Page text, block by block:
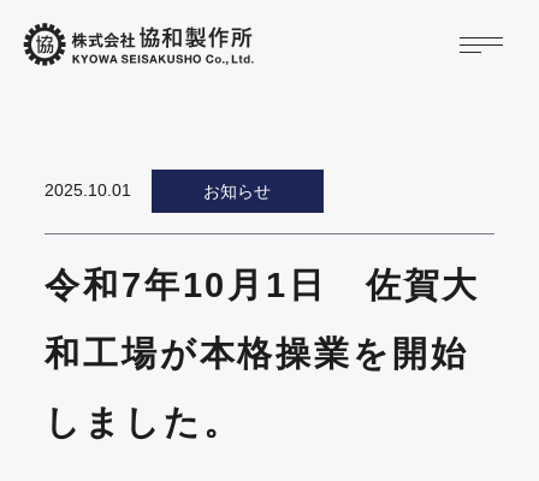
お知らせ
2025.10.01
令和7年10月1日 佐賀大
和工場が本格操業を開始
しました。